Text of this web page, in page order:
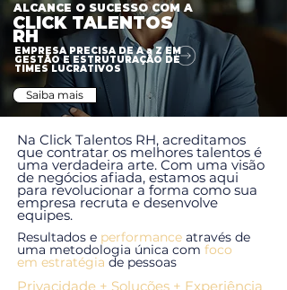
ALCANCE O SUCESSO COM A
CLICK TALENTOS
RH
EMPRESA PRECISA DE A a Z EM
GESTÃO E ESTRUTURAÇÃO DE
TIMES LUCRATIVOS
Saiba mais
Na Click Talentos RH, acreditamos
que contratar os melhores talentos é
uma verdadeira arte. Com uma visão
de negócios afiada, estamos aqui
para revolucionar a forma como sua
empresa recruta e desenvolve
equipes.
Resultados e performance através de
uma metodologia única com foco
em estratégia de pessoas
Privacidade + Soluções + Experiência